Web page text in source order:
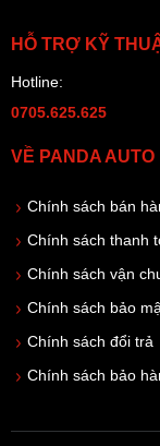
HỖ TRỢ KỸ
Hotline:
0705.625.625
VỀ PANDA AUTO
Chính sách bán
Chính sách thanh
Chính sách vận
Chính sách bảo
Chính sách đổi trả
Chính sách bảo